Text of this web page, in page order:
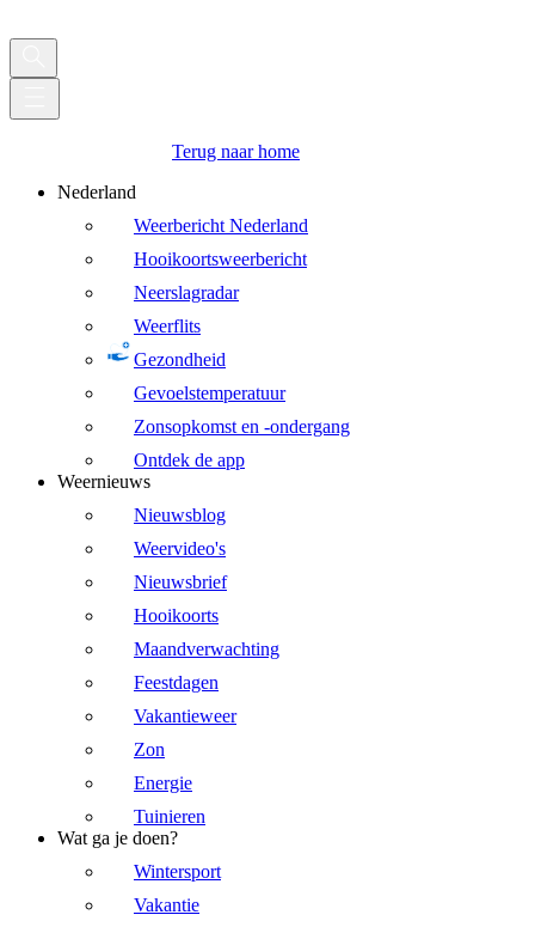
Terug naar home
Nederland
Weerbericht Nederland
Hooikoortsweerbericht
Neerslagradar
Weerflits
Gezondheid
Gevoelstemperatuur
Zonsopkomst en -ondergang
Ontdek de app
Weernieuws
Nieuwsblog
Weervideo's
Nieuwsbrief
Hooikoorts
Maandverwachting
Feestdagen
Vakantieweer
Zon
Energie
Tuinieren
Wat ga je doen?
Wintersport
Vakantie